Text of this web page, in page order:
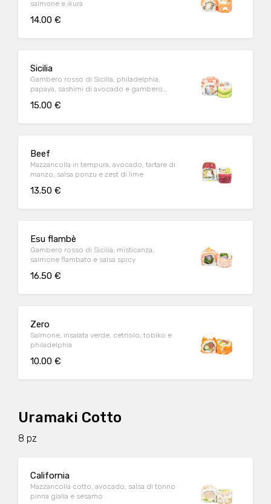
salmone e ikura
14.00 €
Sicilia
Gambero rosso di Sicilia, philadelphia,
papaya, sashimi di avocado e gambero
15.00 €
Beef
Mazzancolla in tempura, avocado, tartare di
manzo, salsa ponzu e zest di lime
13.50 €
Esu flambè
Gambero rosso di Sicilia, misticanza,
salmone flambato e salsa spicy
16.50 €
Zero
Salmone, insalata verde, cetriolo, tobiko e
philadelphia
10.00 €
Uramaki Cotto
8 pz
California
Mazzancolla cotto, avocado, salsa di tonno
pinna gialla e sesamo